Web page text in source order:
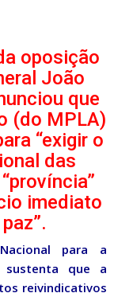
oposição
João
que
(do MPLA)
“exigir o
das
imediato
para a
sustenta que a
reivindicativos